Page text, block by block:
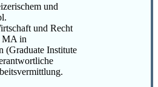
und
und Recht
MA in
(Graduate Institute